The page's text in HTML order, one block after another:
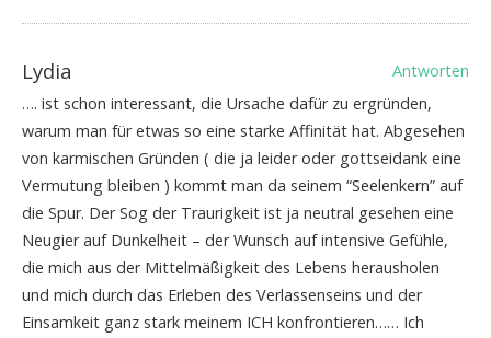
Lydia
Antworten
…. ist schon interessant, die Ursache dafür zu ergründen,
warum man für etwas so eine starke Affinität hat. Abgesehen
von karmischen Gründen ( die ja leider oder gottseidank eine
Vermutung bleiben ) kommt man da seinem “Seelenkern” auf
die Spur. Der Sog der Traurigkeit ist ja neutral gesehen eine
Neugier auf Dunkelheit – der Wunsch auf intensive Gefühle,
die mich aus der Mittelmäßigkeit des Lebens herausholen
und mich durch das Erleben des Verlassenseins und der
Einsamkeit ganz stark meinem ICH konfrontieren…… Ich